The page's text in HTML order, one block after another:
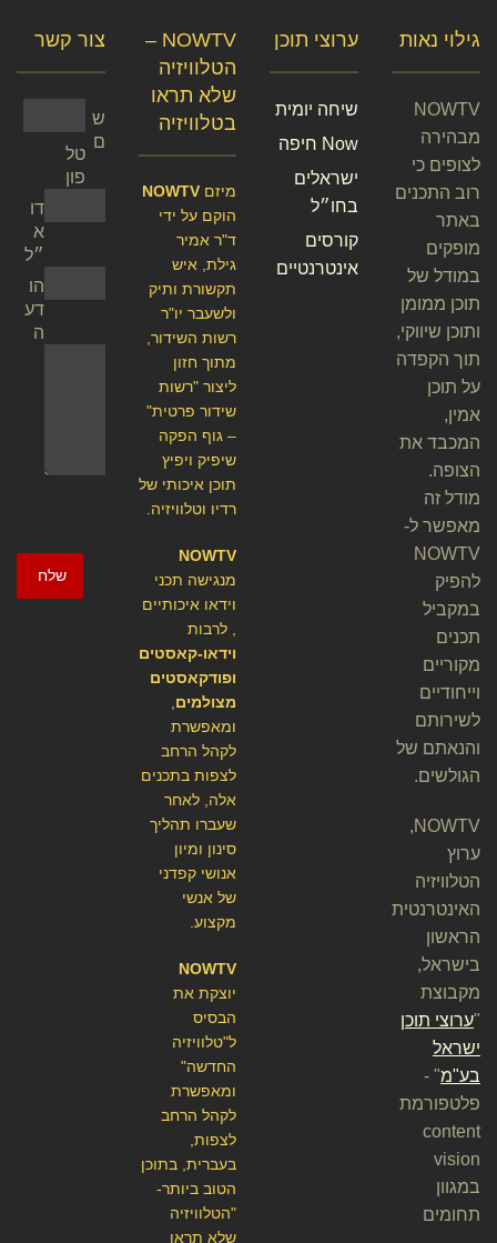
צור קשר
ש
ם
טל
פון
דו
א
״ל
הו
דע
ה
שלח
NOWTV –
הטלוויזיה
שלא תראו
בטלוויזיה
מיזם NOWTV
הוקם על ידי
ד"ר אמיר
גילת, איש
תקשורת ותיק
ולשעבר יו"ר
רשות השידור,
מתוך חזון
ליצור "רשות
שידור פרטית"
– גוף הפקה
שיפיק ויפיץ
תוכן איכותי של
רדיו וטלוויזיה.
NOWTV
מנגישה תכני
וידאו איכותיים
, לרבות
וידאו-קאסטים
ופודקאסטים
מצולמים
ומאפשרת
לקהל הרחב
לצפות בתכנים
אלה, לאחר
שעברו תהליך
סינון ומיון
אנושי קפדני
של אנשי
מקצוע.
NOWTV
יוצקת את
הבסיס
ל"טלוויזיה
החדשה"
ומאפשרת
לקהל הרחב
לצפות,
בעברית, בתוכן
הטוב ביותר-
"הטלוויזיה
שלא תראו
ערוצי תוכן
שיחה יומית
Now חיפה
ישראלים
בחו״ל
קורסים
אינטרנטיים
גילוי נאות
NOWTV
מבהירה
לצופים כי
רוב התכנים
באתר
מופקים
במודל של
תוכן ממומן
ותוכן שיווקי,
תוך הקפדה
על תוכן
אמין,
המכבד את
הצופה.
מודל זה
מאפשר ל-
NOWTV
להפיק
במקביל
תכנים
מקוריים
וייחודיים
לשירותם
והנאתם של
הגולשים.
NOWTV,
ערוץ
הטלוויזיה
האינטרנטית
הראשון
בישראל,
מקבוצת
"ערוצי תוכן
ישראל
בע"מ" -
פלטפורמת
content
vision
במגוון
תחומים